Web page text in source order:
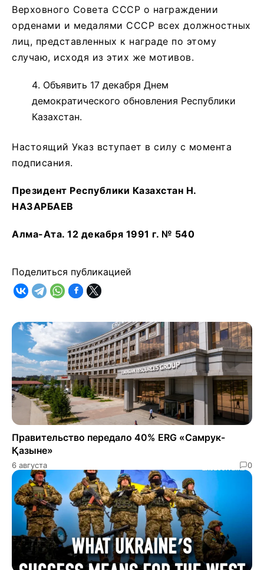
Верховного Совета СССР о награждении
орденами и медалями СССР всех должностных
лиц, представленных к награде по этому
случаю, исходя из этих же мотивов.
Объявить 17 декабря Днем
демократического обновления Республики
Казахстан.
Настоящий Указ вступает в силу с момента
подписания.
Президент Республики Казахстан Н.
НАЗАРБАЕВ
Алма-Ата. 12 декабря 1991 г. № 540
Поделиться публикацией
Правительство передало 40% ERG «Самрук-
Қазыне»
6 августа 0